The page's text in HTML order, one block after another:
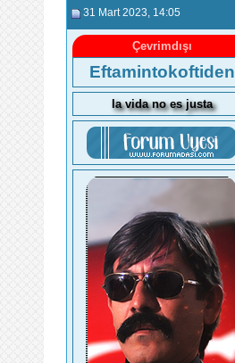
31 Mart 2023 , 14:05
Çevrimdışı
Eftamintokoftiden
la vida no es justa